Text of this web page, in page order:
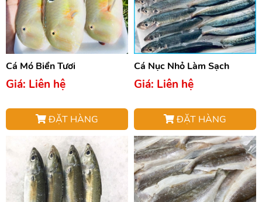
Cá Mó Biển Tươi
Giá: Liên hệ
ĐẶT HÀNG
Cá Nục Nhỏ Làm Sạch
Giá: Liên hệ
ĐẶT HÀNG